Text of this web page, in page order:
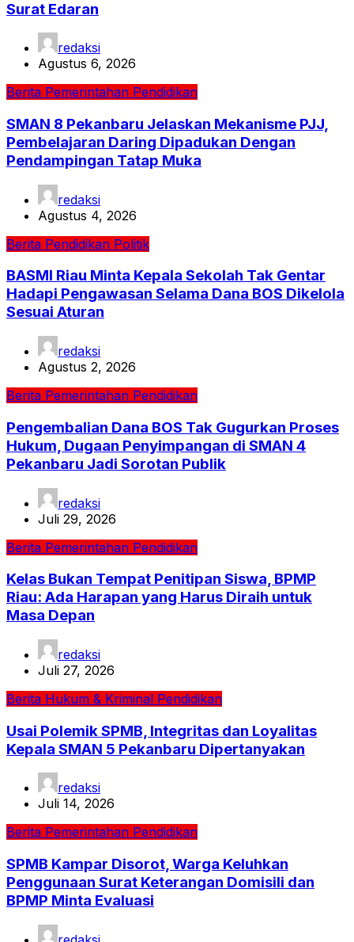
Surat Edaran
redaksi
Agustus 6, 2026
Berita Pemerintahan Pendidikan
SMAN 8 Pekanbaru Jelaskan Mekanisme PJJ,
Pembelajaran Daring Dipadukan Dengan
Pendampingan Tatap Muka
redaksi
Agustus 4, 2026
Berita Pendidikan Politik
BASMI Riau Minta Kepala Sekolah Tak Gentar
Hadapi Pengawasan Selama Dana BOS Dikelola
Sesuai Aturan
redaksi
Agustus 2, 2026
Berita Pemerintahan Pendidikan
Pengembalian Dana BOS Tak Gugurkan Proses
Hukum, Dugaan Penyimpangan di SMAN 4
Pekanbaru Jadi Sorotan Publik
redaksi
Juli 29, 2026
Berita Pemerintahan Pendidikan
Kelas Bukan Tempat Penitipan Siswa, BPMP
Riau: Ada Harapan yang Harus Diraih untuk
Masa Depan
redaksi
Juli 27, 2026
Berita Hukum & Kriminal Pendidikan
Usai Polemik SPMB, Integritas dan Loyalitas
Kepala SMAN 5 Pekanbaru Dipertanyakan
redaksi
Juli 14, 2026
Berita Pemerintahan Pendidikan
SPMB Kampar Disorot, Warga Keluhkan
Penggunaan Surat Keterangan Domisili dan
BPMP Minta Evaluasi